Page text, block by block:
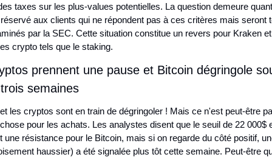
taxes sur les plus-values potentielles. La question demeure
aux clients qui ne répondent pas à ces critères mais seront
par la SEC. Cette situation constitue un revers pour Kraken
crypto tels que le staking.
prennent une pause et Bitcoin dégringole
semaines
les cryptos sont en train de dégringoler ! Mais ce n'est peut-être
pour les achats. Les analystes disent que le seuil de 22 000$
une résistance pour le Bitcoin, mais si on regarde du côté positif,
haussier) a été signalée plus tôt cette semaine. Peut-être